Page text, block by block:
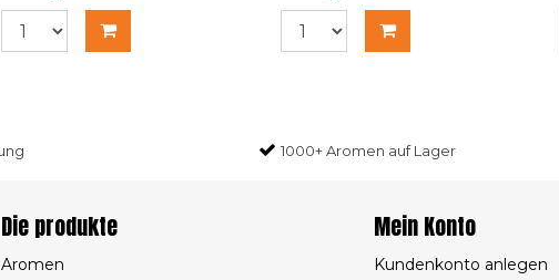
1000+ Aromen auf Lager
Die produkte
Aromen
Mein Konto
Kundenkonto anlegen